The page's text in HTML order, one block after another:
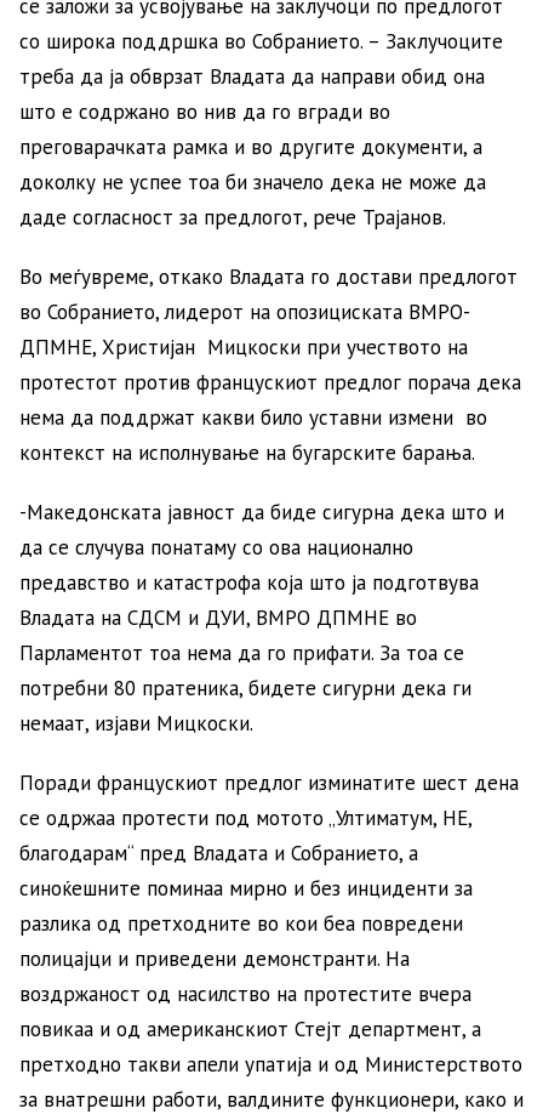
се заложи за усвојување на заклучоци по предлогот
со широка поддршка во Собранието. – Заклучоците
треба да ја обврзат Владата да направи обид она
што е содржано во нив да го вгради во
преговарачката рамка и во другите документи, а
доколку не успее тоа би значело дека не може да
даде согласност за предлогот, рече Трајанов.
Во меѓувреме, откако Владата го достави предлогот
во Собранието, лидерот на опозициската ВМРО-
ДПМНЕ, Христијан Мицкоски при учеството на
протестот против францускиот предлог порача дека
нема да поддржат какви било уставни измени во
контекст на исполнување на бугарските барања.
-Македонската јавност да биде сигурна дека што и
да се случува понатаму со ова национално
предавство и катастрофа која што ја подготвува
Владата на СДСМ и ДУИ, ВМРО ДПМНЕ во
Парламентот тоа нема да го прифати. За тоа се
потребни 80 пратеника, бидете сигурни дека ги
немаат, изјави Мицкоски.
Поради францускиот предлог изминатите шест дена
се одржаа протести под мотото „Ултиматум, НЕ,
благодарам“ пред Владата и Собранието, а
синоќешните поминаа мирно и без инциденти за
разлика од претходните во кои беа повредени
полицајци и приведени демонстранти. На
воздржаност од насилство на протестите вчера
повикаа и од американскиот Стејт департмент, а
претходно такви апели упатија и од Министерството
за внатрешни работи, валдините функционери, како и